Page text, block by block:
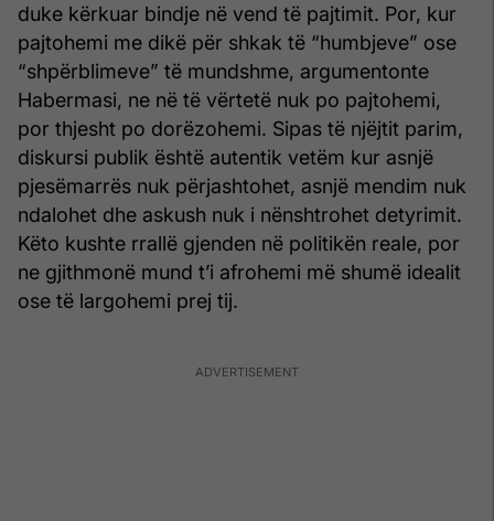
duke kërkuar bindje në vend të pajtimit. Por, kur
pajtohemi me dikë për shkak të “humbjeve” ose
“shpërblimeve” të mundshme, argumentonte
Habermasi, ne në të vërtetë nuk po pajtohemi,
por thjesht po dorëzohemi. Sipas të njëjtit parim,
diskursi publik është autentik vetëm kur asnjë
pjesëmarrës nuk përjashtohet, asnjë mendim nuk
ndalohet dhe askush nuk i nënshtrohet detyrimit.
Këto kushte rrallë gjenden në politikën reale, por
ne gjithmonë mund t’i afrohemi më shumë idealit
ose të largohemi prej tij.